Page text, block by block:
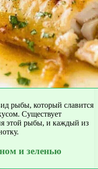
рыбы, который славится
Существует
этой рыбы, и каждый из
и зеленью